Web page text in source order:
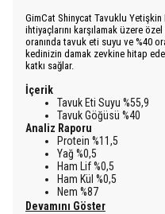
GimCat Shinycat Tavuklu
ihtiyaçlarını karşılamak üzere
oranında tavuk eti suyu ve %40
kedinizin damak zevkine hitap
katkı sağlar.
İçerik
Tavuk Eti Suyu %55,9
Tavuk Göğüsü %40
Analiz Raporu
Protein %11,5
Yağ %0,5
Ham Lif %0,5
Ham Kül %0,5
Nem %87
Devamını Göster